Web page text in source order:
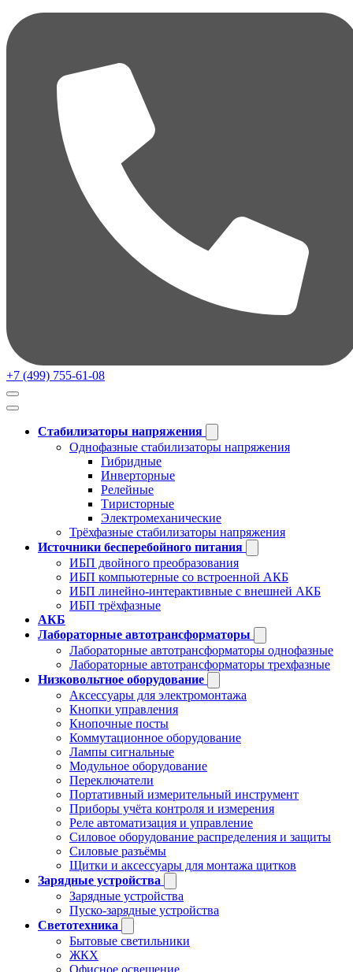
+7 (499) 755-61-08
Стабилизаторы напряжения
Однофазные стабилизаторы напряжения
Гибридные
Инверторные
Релейные
Тиристорные
Электромеханические
Трёхфазные стабилизаторы напряжения
Источники бесперебойного питания
ИБП двойного преобразования
ИБП компьютерные со встроенной АКБ
ИБП линейно-интерактивные с внешней АКБ
ИБП трёхфазные
АКБ
Лабораторные автотрансформаторы
Лабораторные автотрансформаторы однофазные
Лабораторные автотрансформаторы трехфазные
Низковольтное оборудование
Аксессуары для электромонтажа
Кнопки управления
Кнопочные посты
Коммутационное оборудование
Лампы сигнальные
Модульное оборудование
Переключатели
Портативный измерительный инструмент
Приборы учёта контроля и измерения
Реле автоматизация и управление
Силовое оборудование распределения и защиты
Силовые разъёмы
Щитки и аксессуары для монтажа щитков
Зарядные устройства
Зарядные устройства
Пуско-зарядные устройства
Светотехника
Бытовые светильники
ЖКХ
Офисное освещение